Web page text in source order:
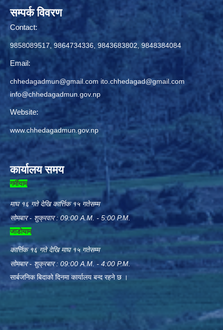
सम्पर्क विवरण
Contact:
9858089517, 9864734336, 9843683802, 9848384084
Email:
chhedagadmun@gmail.com ito.chhedagad@gmail.com
info@chhedagadmun.gov.np
Website:
www.chhedagadmun.gov.np
कार्यालय समय
गर्मीयाम
माघ १६ गते देखि कार्त्तिक १५ गतेसम्म
सोमबार - शुक्रवार : 09:00 A.M. - 5:00 P.M.
जाडोयाम
कार्त्तिक १६ गते देखि माघ १५ गतेसम्म
सोमबार - शुक्रबार : 09:00 A.M. - 4:00 P.M.
सार्बजनिक बिदाको दिनमा कार्यालय बन्द रहने छ ।